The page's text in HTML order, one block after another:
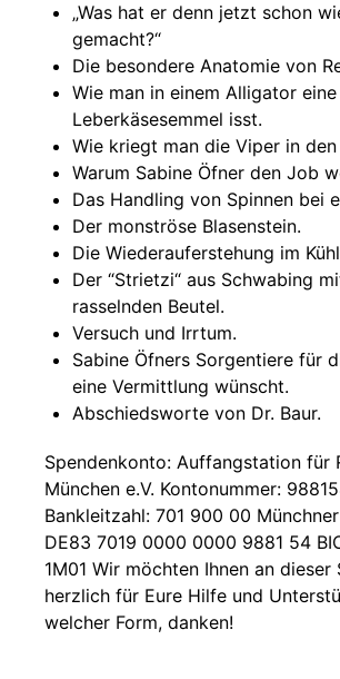
„Was hat er denn jetzt schon
gemacht?“
Die besondere Anatomie von
Wie man in einem Alligator eine
Leberkäsesemmel isst.
Wie kriegt man die Viper in den
Warum Sabine Öfner den Job
Das Handling von Spinnen bei
Der monströse Blasenstein.
Die Wiederauferstehung im
Der “Strietzi“ aus Schwabing
rasselnden Beutel.
Versuch und Irrtum.
Sabine Öfners Sorgentiere für
eine Vermittlung wünscht.
Abschiedsworte von Dr. Baur.
Spendenkonto: Auffangstation für
München e.V. Kontonummer:
Bankleitzahl: 701 900 00
DE83 7019 0000 0000 9881 54
1M01 Wir möchten Ihnen an dieser
herzlich für Eure Hilfe und
welcher Form, danken!